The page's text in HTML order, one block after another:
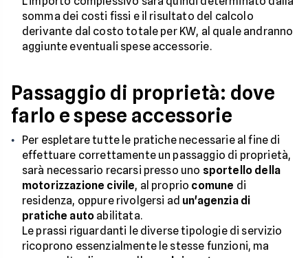
somma dei costi fissi e il risultato del calcolo
derivante dal costo totale per KW, al quale andranno
aggiunte eventuali spese accessorie.
Passaggio di proprietà: dove
farlo e spese accessorie
Per espletare tutte le pratiche necessarie al fine di
effettuare correttamente un passaggio di proprietà,
sarà necessario recarsi presso uno sportello della
motorizzazione civile, al proprio comune di
residenza, oppure rivolgersi ad un'agenzia di
pratiche auto abilitata.
Le prassi riguardanti le diverse tipologie di servizio
ricoprono essenzialmente le stesse funzioni, ma